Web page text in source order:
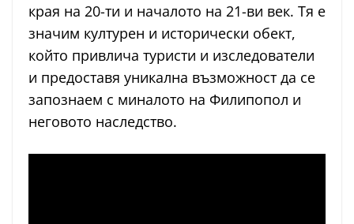
края на 20-ти и началото на 21-ви век. Тя е
значим културен и исторически обект,
който привлича туристи и изследователи
и предоставя уникална възможност да се
запознаем с миналото на Филипопол и
неговото наследство.